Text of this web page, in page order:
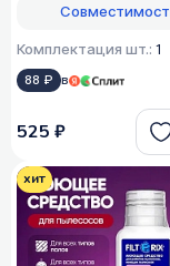
Комплектация шт.: 1
88 ₽ в
525 ₽
хит